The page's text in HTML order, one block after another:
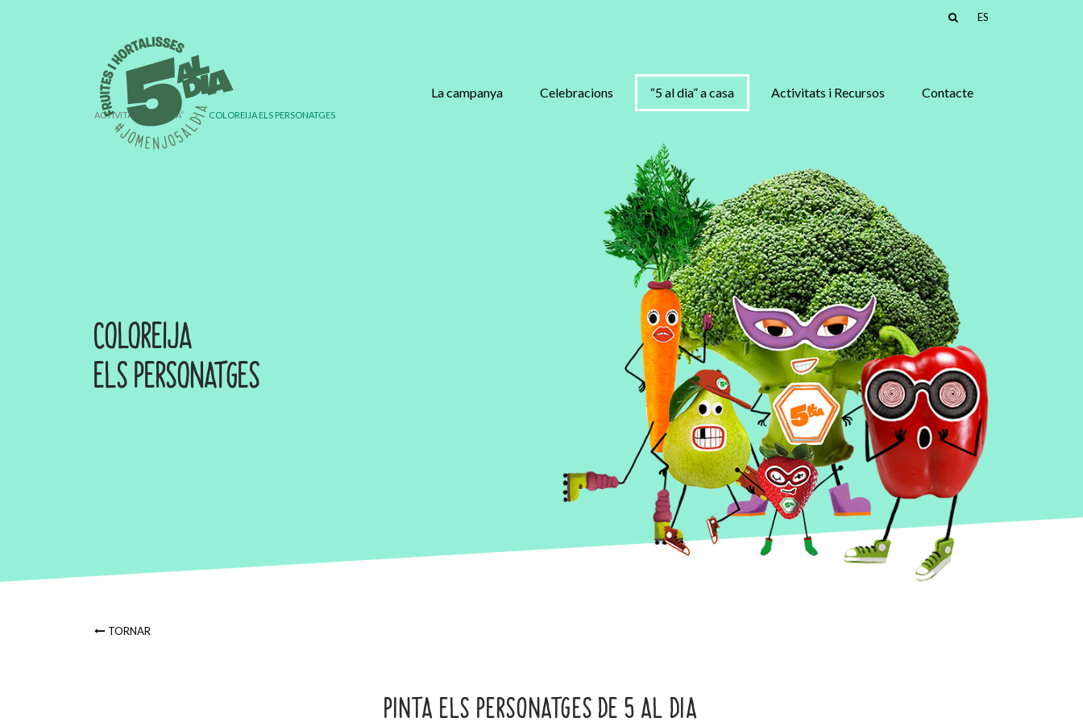
ES
La campanya Celebracions “5 al dia” a casa Activitats i Recursos Contacte
ACTIVITATS “5 AL DIA” › COLOREIJA ELS PERSONATGES
COLOREIJA
ELS PERSONATGES
TORNAR
PINTA ELS PERSONATGES DE 5 AL DIA